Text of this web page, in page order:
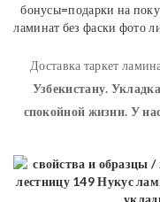
Доставка таркет
Узбекистану.
спокойной жизни. У